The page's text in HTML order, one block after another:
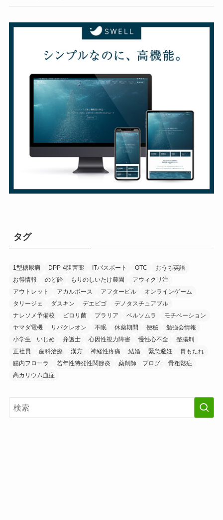
タグ
1型糖尿病 DPP-4阻害薬 ITパスポート OTC
おうち英語
お得情報
のど飴 もりのしいたけ農園
アウィクリ注
アウトレット
アカルボース アフターピル
オンラインゲーム
タリージェ
ダスキン デエビゴ
デノタスチュアブル
ナレソメ予備校
ピロリ菌 プラリア ベルソムラ
モチベーション
ヤマダ電機
リパクレオン 不眠 休薬期間 便秘
勉強会情報
小学生 いじめ
弁護士 心因性視力障害 慢性心不全
整腸剤
正社員
歯科治療 漢方 神経性疼痛 結婚 緊急避妊
胃もたれ
腸内フローラ
若年性特発性関節炎 薬剤師 ブログ
骨粗鬆症
高カリウム血症